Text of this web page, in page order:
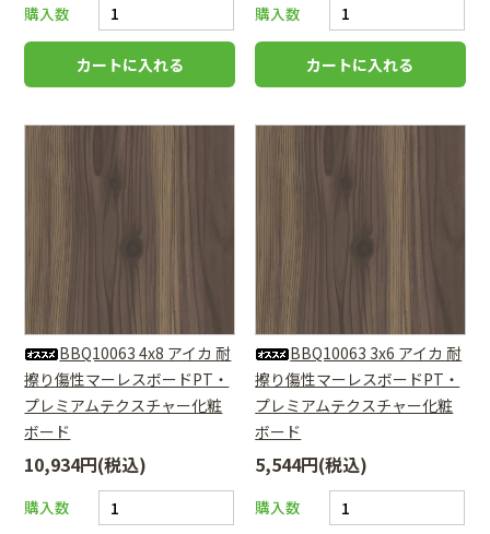
購入数 購入数
BBQ10063 4x8 アイカ 耐
擦り傷性マーレスボードPT・
プレミアムテクスチャー化粧
ボード
10,934円(税込)
購入数
BBQ10063 3x6 アイカ 耐
擦り傷性マーレスボードPT・
プレミアムテクスチャー化粧
ボード
5,544円(税込)
購入数